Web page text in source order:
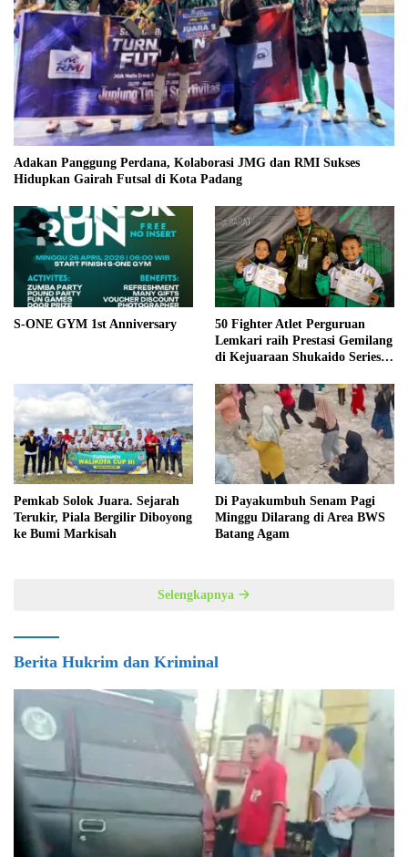
Adakan Panggung Perdana, Kolaborasi JMG dan RMI Sukses
Hidupkan Gairah Futsal di Kota Padang
S-ONE GYM 1st Anniversary
50 Fighter Atlet Perguruan
Lemkari raih Prestasi Gemilang
di Kejuaraan Shukaido Series 1
Pemkab Solok Juara. Sejarah
Terukir, Piala Bergilir Diboyong
ke Bumi Markisah
Di Payakumbuh Senam Pagi
Minggu Dilarang di Area BWS
Batang Agam
Selengkapnya
Berita Hukrim dan Kriminal